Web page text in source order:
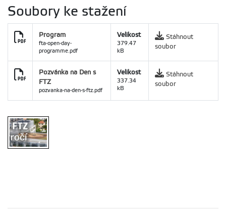
Soubory ke stažení
Program
fta-open-day-
programme.pdf
Velikost
379.47
kB
Stáhnout
soubor
Pozvánka na Den s
FTZ
pozvanka-na-den-s-ftz.pdf
Velikost
337.34
kB
Stáhnout
soubor